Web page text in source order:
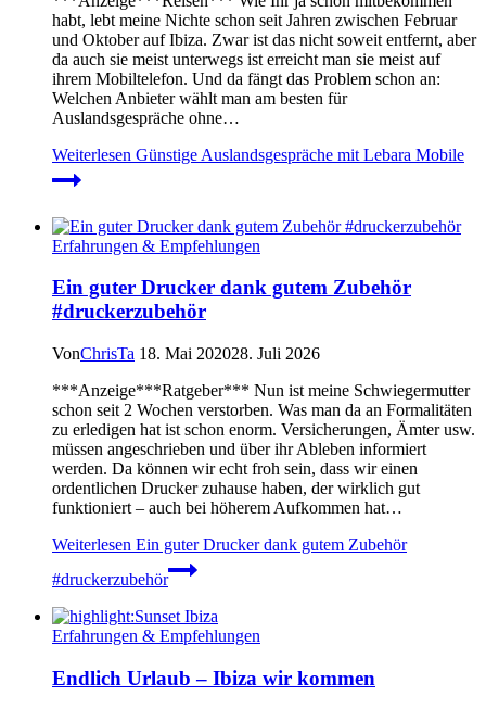
habt, lebt meine Nichte schon seit Jahren zwischen Februar
und Oktober auf Ibiza. Zwar ist das nicht soweit entfernt, aber
da auch sie meist unterwegs ist erreicht man sie meist auf
ihrem Mobiltelefon. Und da fängt das Problem schon an:
Welchen Anbieter wählt man am besten für
Auslandsgespräche ohne…
Weiterlesen Günstige Auslandsgespräche mit Lebara Mobile
Erfahrungen & Empfehlungen
Ein guter Drucker dank gutem Zubehör
#druckerzubehör
VonChrisTa 18. Mai 202028. Juli 2026
***Anzeige***Ratgeber*** Nun ist meine Schwiegermutter
schon seit 2 Wochen verstorben. Was man da an Formalitäten
zu erledigen hat ist schon enorm. Versicherungen, Ämter usw.
müssen angeschrieben und über ihr Ableben informiert
werden. Da können wir echt froh sein, dass wir einen
ordentlichen Drucker zuhause haben, der wirklich gut
funktioniert – auch bei höherem Aufkommen hat…
Weiterlesen Ein guter Drucker dank gutem Zubehör
#druckerzubehör
Erfahrungen & Empfehlungen
Endlich Urlaub – Ibiza wir kommen